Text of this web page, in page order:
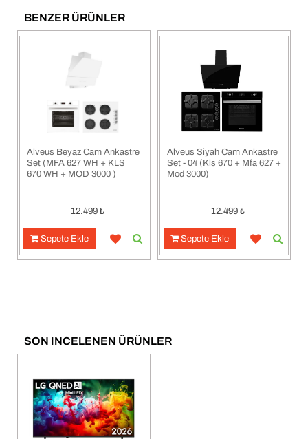
BENZER ÜRÜNLER
Alveus Beyaz Cam Ankastre
Set (MFA 627 WH + KLS
670 WH + MOD 3000 )
12.499₺
Sepete Ekle
Alveus Siyah Cam Ankastre
Set - 04 (Kls 670 + Mfa 627 +
Mod 3000)
12.499₺
Sepete Ekle
SON INCELENEN ÜRÜNLER